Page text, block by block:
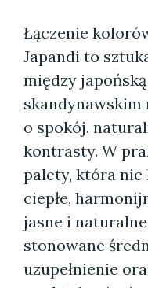
Łączenie
Japandi to
między
o spokój,
kontrasty. W
palety, która
ciepłe,
jasne i
stonowane
uzupełnienie